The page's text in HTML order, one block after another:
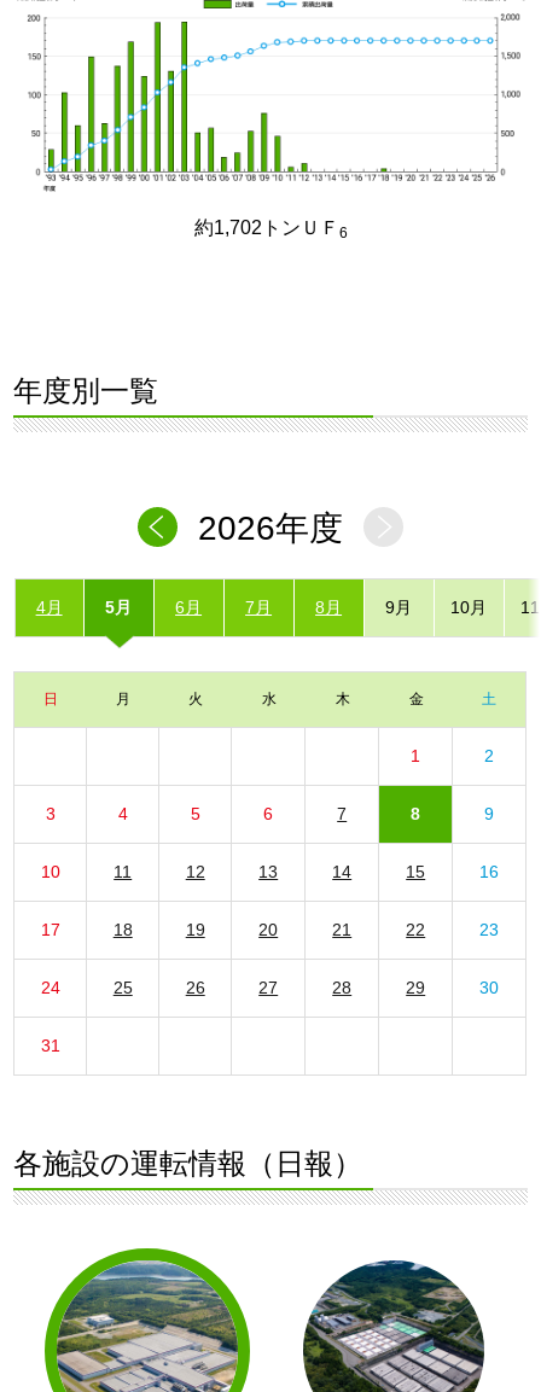
約1,702トンＵＦ 6
年度別一覧
2026年度
4月 5月 6月 7月 8月 9月 10月
日 月 火 水 木 金 土
1 2
3 4 5 6 7 8 9
10 11 12 13 14 15 16
17 18 19 20 21 22 23
24 25 26 27 28 29 30
31
各施設の運転情報（日報）